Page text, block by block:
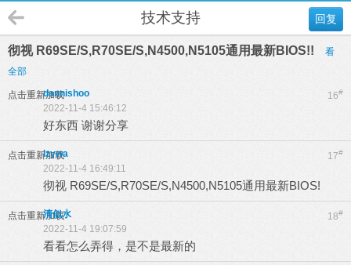
回复
技术支持
彻视 R69SE/S,R70SE/S,N4500,N5105通用最新BIOS!!
看
全部
点击重新加载 16#
dannishoo
2022-11-4 15:46:12
好东西 谢谢分享
点击重新加载 17#
lzywa
2022-11-4 16:49:11
彻视 R69SE/S,R70SE/S,N4500,N5105通用最新BIOS!
点击重新加载 18#
清似水
2022-11-4 19:07:59
看看怎么弄得，是不是最新的